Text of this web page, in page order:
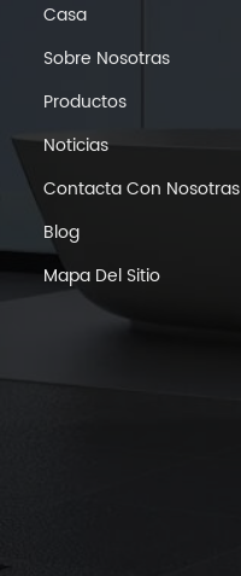
Casa
Sobre Nosotras
Productos
Noticias
Contacta Con Nosotras
Blog
Mapa Del Sitio